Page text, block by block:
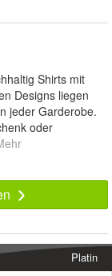
Shirts mit
Designs liegen
jeder Garderobe.
oder
Platin